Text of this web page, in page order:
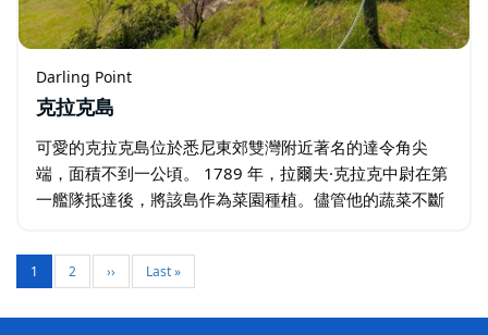
Darling Point
克拉克島
可愛的克拉克島位於悉尼東郊雙灣附近著名的達令角尖
端，面積不到一公頃。 1789 年，拉爾夫·克拉克中尉在第
一艦隊抵達後，將該島作為菜園種植。儘管他的蔬菜不斷
它是悉尼人的休閒天堂。…
1 2 ›› Last »